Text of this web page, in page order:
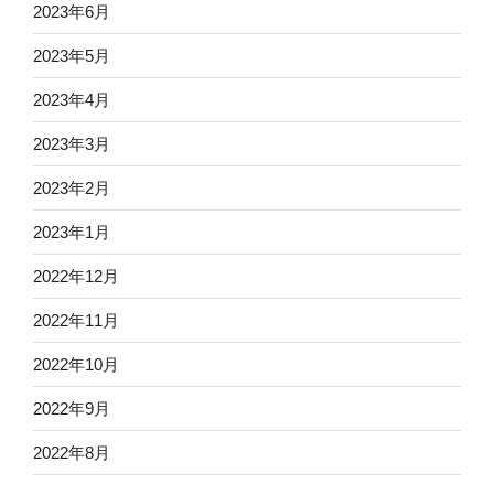
2023年6月
2023年5月
2023年4月
2023年3月
2023年2月
2023年1月
2022年12月
2022年11月
2022年10月
2022年9月
2022年8月